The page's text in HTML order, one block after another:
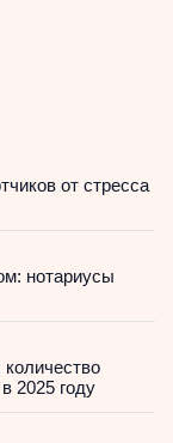
от стресса
нотариусы
2025 году